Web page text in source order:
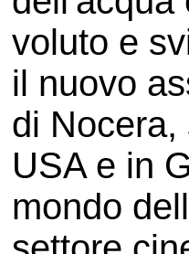
voluto e
il nuovo
di
USA e in
mondo